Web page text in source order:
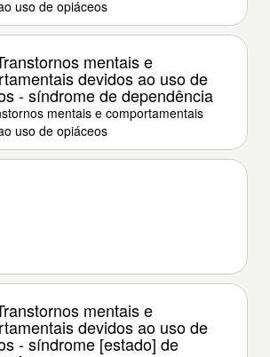
uso de opiáceos
mentais e
devidos ao uso de
- síndrome de dependência
mentais e comportamentais
uso de opiáceos
mentais e
devidos ao uso de
- síndrome [estado] de